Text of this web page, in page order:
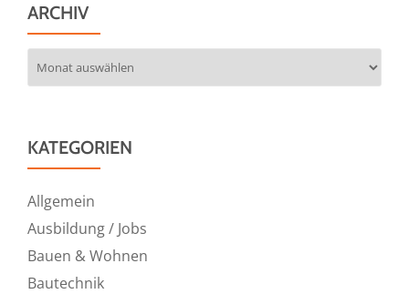
ARCHIV
KATEGORIEN
Allgemein
Ausbildung / Jobs
Bauen & Wohnen
Bautechnik